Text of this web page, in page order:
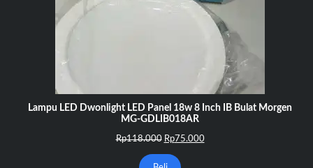
Lampu LED Dwonlight LED Panel 18w 8 Inch IB Bulat Morgen
MG-GDLIB018AR
Rp118.000 Harga
adalah:
Rp75.000Harga